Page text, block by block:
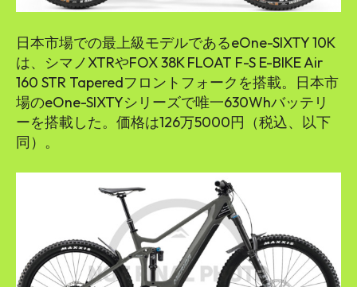
日本市場での最上級モデルであるeOne-SIXTY 10K
は、シマノXTRやFOX 38K FLOAT F-S E-BIKE Air
160 STR Taperedフロントフォークを搭載。日本市
場のeOne-SIXTYシリーズで唯一630Whバッテリ
ーを搭載した。価格は126万5000円（税込、以下
同）。